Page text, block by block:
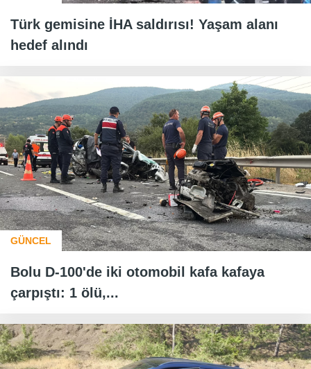
Türk gemisine İHA saldırısı! Yaşam alanı
hedef alındı
GÜNCEL
Bolu D-100'de iki otomobil kafa kafaya
çarpıştı: 1 ölü,...